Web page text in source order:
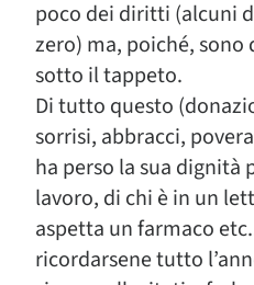
poco dei diritti (alcuni
zero) ma, poiché,
sotto il tappeto.
Di tutto questo
sorrisi, abbracci,
ha perso la sua dignità
lavoro, di chi è in un
aspetta un farmaco
ricordarsene tutto